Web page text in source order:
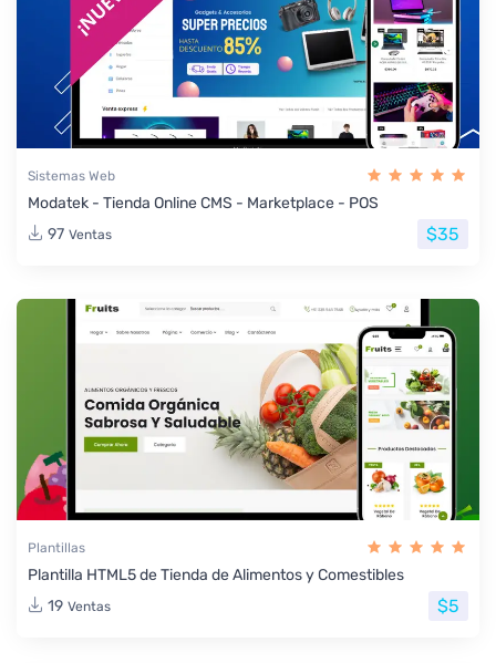
Sistemas Web
Modatek - Tienda Online CMS - Marketplace - POS
97 Ventas $35
Plantillas
Plantilla HTML5 de Tienda de Alimentos y Comestibles
19 Ventas $5